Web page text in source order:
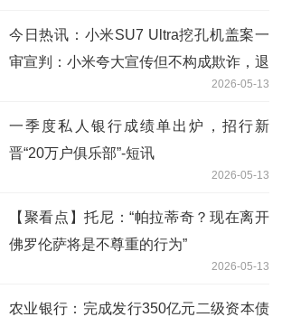
今日热讯：小米SU7 Ultra挖孔机盖案一
审宣判：小米夸大宣传但不构成欺诈，退
2026-05-13
一季度私人银行成绩单出炉，招行新
晋“20万户俱乐部”-短讯
2026-05-13
【聚看点】托尼：“帕拉蒂奇？现在离开
佛罗伦萨将是不尊重的行为”
2026-05-13
农业银行：完成发行350亿元二级资本债